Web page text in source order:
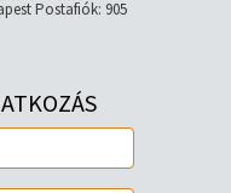
Postafiók: 905